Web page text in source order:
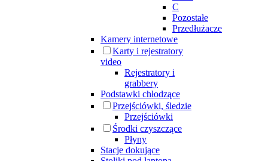
C
Pozostałe
Przedłużacze
Kamery internetowe
Karty i rejestratory
video
Rejestratory i
grabbery
Podstawki chłodzące
Przejściówki, śledzie
Przejściówki
Środki czyszczące
Płyny
Stacje dokujące